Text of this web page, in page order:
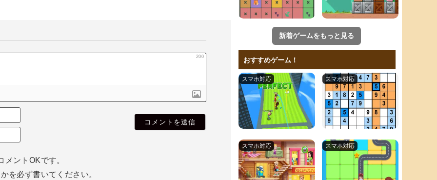
200
名
無
さ
E
m
（
ントOKです。
を必ず書いてください。
新着ゲームをもっと見る
おすすめゲーム！